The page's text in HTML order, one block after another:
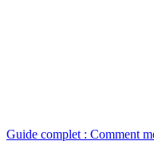
Guide complet : Comment